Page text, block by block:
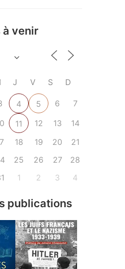
venir
J V S D
4 5 6
7
11 12 13
14
18 19 20
21
25 26 27
28
1 2 3 4
publications